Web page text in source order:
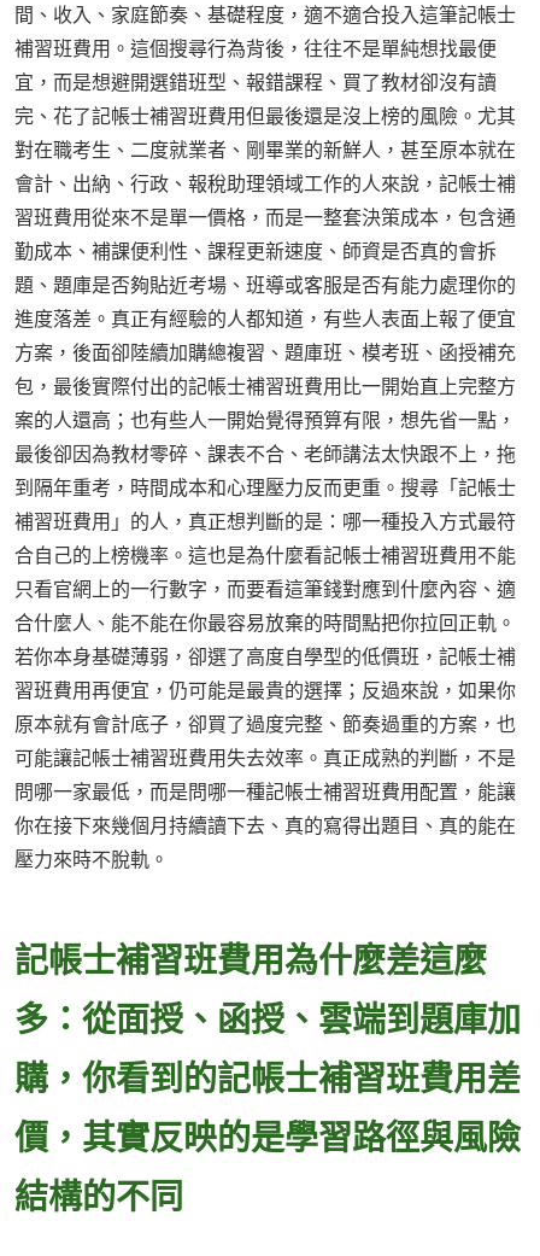
間、收入、家庭節奏、基礎程度，適不適合投入這筆記帳士
補習班費用。這個搜尋行為背後，往往不是單純想找最便
宜，而是想避開選錯班型、報錯課程、買了教材卻沒有讀
完、花了記帳士補習班費用但最後還是沒上榜的風險。尤其
對在職考生、二度就業者、剛畢業的新鮮人，甚至原本就在
會計、出納、行政、報稅助理領域工作的人來說，記帳士補
習班費用從來不是單一價格，而是一整套決策成本，包含通
勤成本、補課便利性、課程更新速度、師資是否真的會拆
題、題庫是否夠貼近考場、班導或客服是否有能力處理你的
進度落差。真正有經驗的人都知道，有些人表面上報了便宜
方案，後面卻陸續加購總複習、題庫班、模考班、函授補充
包，最後實際付出的記帳士補習班費用比一開始直上完整方
案的人還高；也有些人一開始覺得預算有限，想先省一點，
最後卻因為教材零碎、課表不合、老師講法太快跟不上，拖
到隔年重考，時間成本和心理壓力反而更重。搜尋「記帳士
補習班費用」的人，真正想判斷的是：哪一種投入方式最符
合自己的上榜機率。這也是為什麼看記帳士補習班費用不能
只看官網上的一行數字，而要看這筆錢對應到什麼內容、適
合什麼人、能不能在你最容易放棄的時間點把你拉回正軌。
若你本身基礎薄弱，卻選了高度自學型的低價班，記帳士補
習班費用再便宜，仍可能是最貴的選擇；反過來說，如果你
原本就有會計底子，卻買了過度完整、節奏過重的方案，也
可能讓記帳士補習班費用失去效率。真正成熟的判斷，不是
問哪一家最低，而是問哪一種記帳士補習班費用配置，能讓
你在接下來幾個月持續讀下去、真的寫得出題目、真的能在
壓力來時不脫軌。
記帳士補習班費用為什麼差這麼
多：從面授、函授、雲端到題庫加
購，你看到的記帳士補習班費用差
價，其實反映的是學習路徑與風險
結構的不同